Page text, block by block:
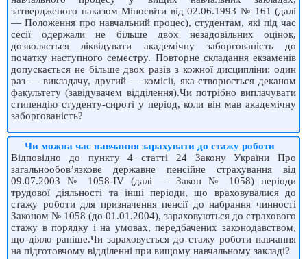
затвердженого наказом Міносвіти від 02.06.1993 № 161 (далі
— Положення про навчальний процес), студентам, які під час
сесії одержали не більше двох незадовільних оцінок,
дозволяється ліквідувати академічну заборгованість до
початку наступного семестру. Повторне складання екзаменів
допускається не більше двох разів з кожної дисципліни: один
раз — викладачу, другий — комісії, яка створюється деканом
факультету (завідувачем відділення).Чи потрібно виплачувати
стипендію студенту-сироті у період, коли він мав академічну
заборгованість?
Чи можна час навчання зарахувати до стажу роботи
Відповідно до пункту 4 статті 24 Закону України Про
загальнообов’язкове державне пенсійне страхування від
09.07.2003 № 1058-IV (далі — Закон № 1058) періо­ди
трудової діяльності та інші періоди, що враховувалися до
стажу роботи для призначення пенсії до набрання чинності
Законом № 1058 (до 01.01.2004), зараховуються до страхового
стажу в порядку і на умовах, передбачених законодавством,
що діяло раніше.Чи зараховується до стажу роботи навчання
на підготовчому відділенні при вищому навчальному закладі?